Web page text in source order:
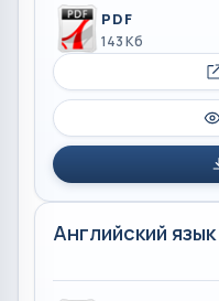
PDF
143 Кб
Английский язык